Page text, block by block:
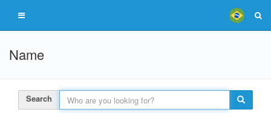
Name
Search